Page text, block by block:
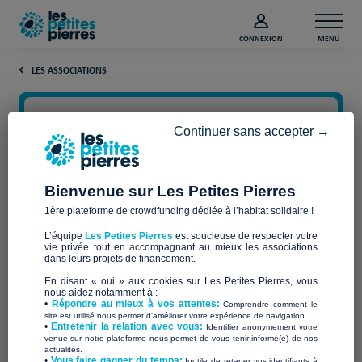
CONNEXION MENU
LES ASSOCIATIONS
VERTOIT
Qui sommes-nous ?
Bienvenue sur Les Petites Pierres
1ère plateforme de crowdfunding dédiée à l’habitat solidaire !
L’équipe Les Petites Pierres est soucieuse de respecter votre
vie privée tout en accompagnant au mieux les associations
dans leurs projets de financement.
En disant « oui » aux cookies sur Les Petites Pierres, vous
nous aidez notamment à :
• Répondre au mieux à vos attentes:Comprendre comment le
site est utilisé nous permet d'améliorer votre expérience de navigation.
•Entretenir la relation avec vous: Identifier anonymement votre
venue sur notre plateforme nous permet de vous tenir informé(e) de nos
actualités.
Continuer sans accepter →